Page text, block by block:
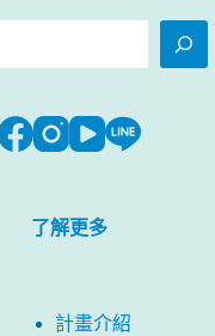
了解更多
計畫介紹